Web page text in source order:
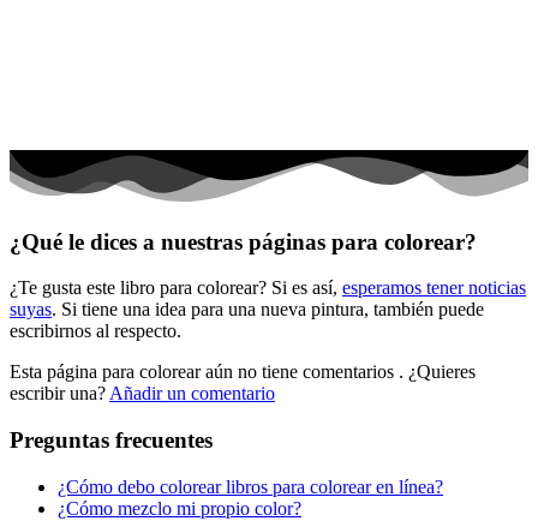
Halloween y otoño
Mandalas
Música e instrumentos musicales
Peluches y caballos
Primavera y pascua
Transporte
Verano y vacaciones
¿Qué le dices a nuestras páginas para colorear?
¿Te gusta este libro para colorear? Si es así, esperamos tener noticias
suyas. Si tiene una idea para una nueva pintura, también puede
escribirnos al respecto.
Esta página para colorear aún no tiene comentarios . ¿Quieres
escribir una? Añadir un comentario
Preguntas frecuentes
¿Cómo debo colorear libros para colorear en línea?
¿Cómo mezclo mi propio color?